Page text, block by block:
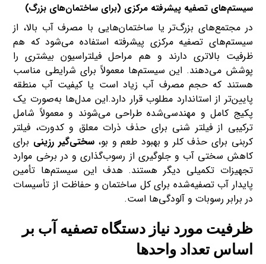
سیستم‌های تصفیه پیشرفته مرکزی (برای ساختمان‌های بزرگ)
در مجتمع‌های بزرگ‌تر یا ساختمان‌هایی با مصرف آب بالا، از
سیستم‌های تصفیه مرکزی پیشرفته استفاده می‌شود که هم
ظرفیت بالاتری دارند و هم مراحل فیلتراسیون بیشتری را
پوشش می‌دهند. این سیستم‌ها معمولاً برای شرایطی مناسب
هستند که حجم مصرف آب زیاد است یا کیفیت آب منطقه
پایین‌تر از استاندارد مطلوب قرار دارد.این مدل‌ها به‌صورت یک
پکیج کامل و مهندسی‌شده طراحی می‌شوند و معمولاً شامل
ترکیبی از فیلتر شنی برای حذف ذرات معلق و کدورت، فیلتر
کربنی برای حذف کلر و بهبود طعم و بو،سختی‌گیر رزینی برای
کاهش سختی آب و جلوگیری از رسوب‌گذاری و در برخی موارد
تجهیزات تکمیلی دیگر هستند. هدف این سیستم‌ها تأمین
پایدار آب تصفیه‌شده برای کل ساختمان و حفاظت از تأسیسات
در برابر رسوبات و آلودگی‌ها است.
ظرفیت مورد نیاز دستگاه تصفیه آب بر
اساس تعداد واحدها